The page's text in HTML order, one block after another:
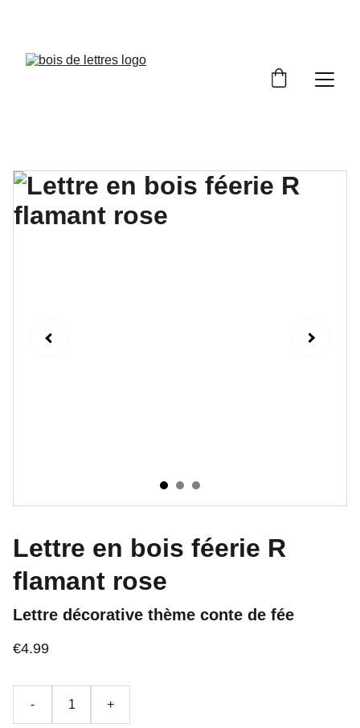
Lettre en bois féerie R
flamant rose
Lettre décorative thème conte de fée
€4.99
- +